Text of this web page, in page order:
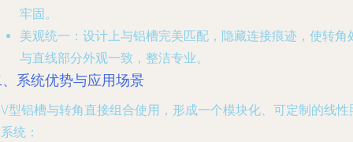
牢固。
美观统一 ：设计上与铝槽完美匹配，隐藏连接痕迹，使转角
与直线部分外观一致，整洁专业。
系统优势与应用场景
型铝槽与转角直接组合使用，形成一个模块化、可定制的线性
统：